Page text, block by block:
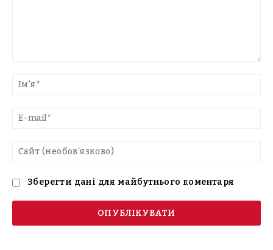
текст
Зберегти дані для майбутнього коментаря